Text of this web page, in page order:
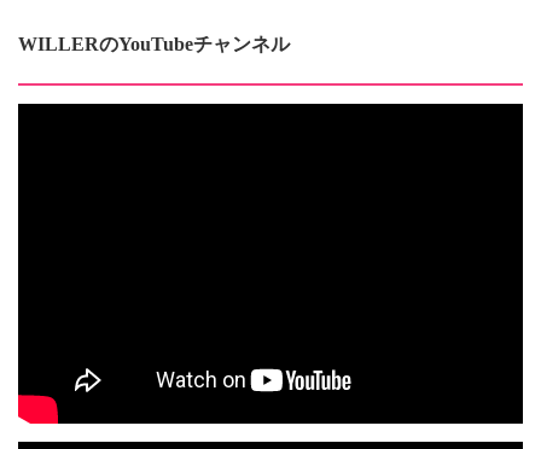
WILLERのYouTubeチャンネル